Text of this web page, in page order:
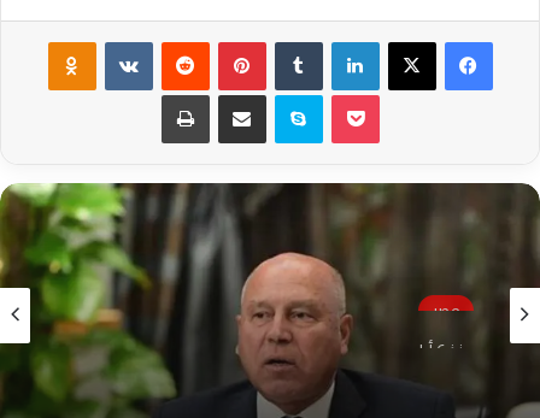
فيسبوك ‫X لينكدإن بينتيريست ‏VKontakte
سكايب مشاركة عبر البريد طباعة
مصر
وزير النقل: انتظام حركة القطارات والمترو
والموانئ والطرق عقب الهزة الأرضية